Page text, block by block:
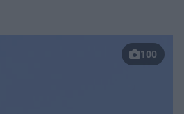
100